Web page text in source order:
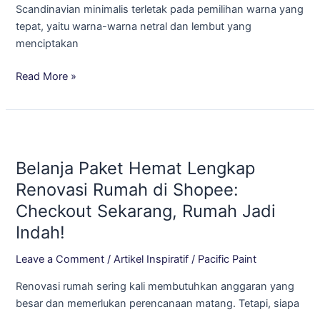
Scandinavian minimalis terletak pada pemilihan warna yang
tepat, yaitu warna-warna netral dan lembut yang
menciptakan
Read More »
Belanja Paket Hemat Lengkap
Renovasi Rumah di Shopee:
Checkout Sekarang, Rumah Jadi
Indah!
Leave a Comment /Artikel Inspiratif / Pacific Paint
Renovasi rumah sering kali membutuhkan anggaran yang
besar dan memerlukan perencanaan matang. Tetapi, siapa
Hemat
Lengkap
Renovasi
Rumah
di
Shopee:
Sekarang,
Rumah